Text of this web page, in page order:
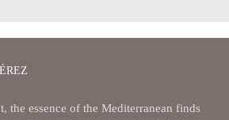
the essence of the Mediterranean finds